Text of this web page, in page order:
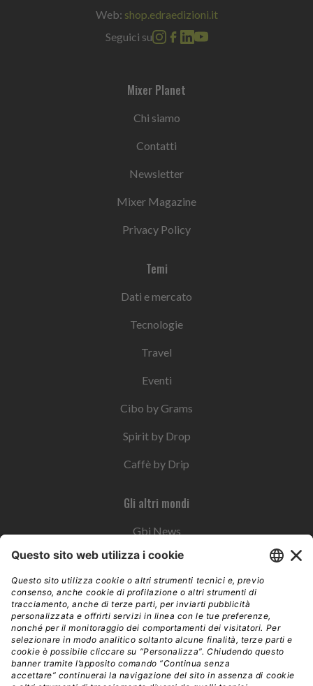
Web: shop.edraedizioni.it
Seguici su
Mixer Planet
Chi siamo
Contatti
Newsletter
Mixer Magazine
Privacy Policy
Temi
Dati e mercato
Tecnologie
Travel
Eventi
Cibo by Grams
Spirit by Drop
Caffè by Drip
Gli altri mondi
Gbi News
Instoremag
Esplora il gruppo
Edra Edizioni
Edizioni LSWR
LSWR Group